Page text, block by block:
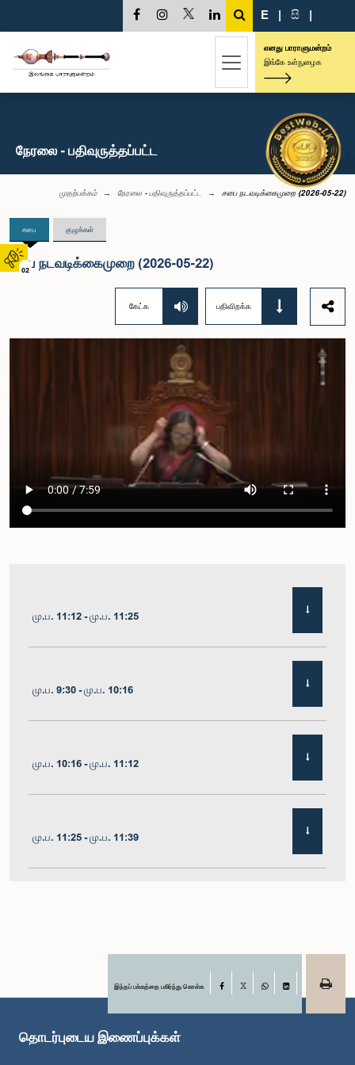
02
E | සි |
எனது பாராளுமன்றம்
இங்கே உள்நுழைக
நேரலை - பதிவுருத்தப்பட்ட
முதற்பக்கம் நேரலை - பதிவுருத்தப்பட்ட சபை நடவடிக்கைமுறை (2026-05-22)
சபை குழுக்கள்
சபை நடவடிக்கைமுறை (2026-05-22)
கேட்க பதிவிறக்க
மு.ப. 11:12 - மு.ப. 11:25
மு.ப. 9:30 - மு.ப. 10:16
மு.ப. 10:16 - மு.ப. 11:12
மு.ப. 11:25 - மு.ப. 11:39
மு.ப. 11:52 - பி.ப. 12:07இந்தப் பக்கத்தை பகிர்ந்து கொள்க Facebook
LinkedIn
தொடர்புடைய இணைப்புக்கள்